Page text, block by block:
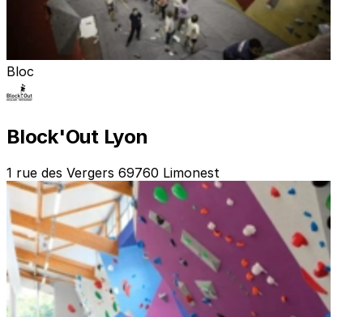
Bloc
Block'Out Lyon
1 rue des Vergers 69760 Limonest